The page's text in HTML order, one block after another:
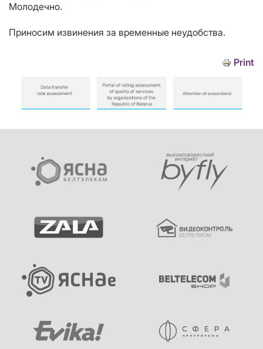
Молодечно.
Приносим извинения за временные неудобства.
Print